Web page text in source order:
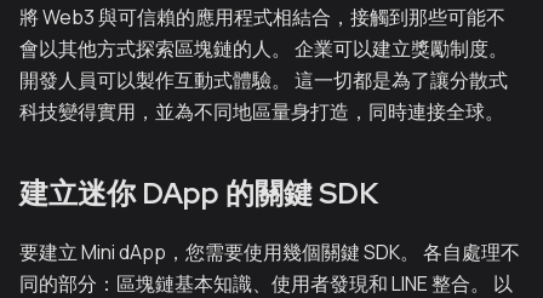
將 Web3 與可信賴的應用程式相結合，接觸到那些可能不
會以其他方式探索區塊鏈的人。 企業可以建立獎勵制度。
開發人員可以製作互動式體驗。 這一切都是為了讓分散式
科技變得實用，並為不同地區量身打造，同時連接全球。
建立迷你 DApp 的關鍵 SDK
要建立 Mini dApp，您需要使用幾個關鍵 SDK。 各自處理不
同的部分：區塊鏈基本知識、使用者發現和 LINE 整合。 以